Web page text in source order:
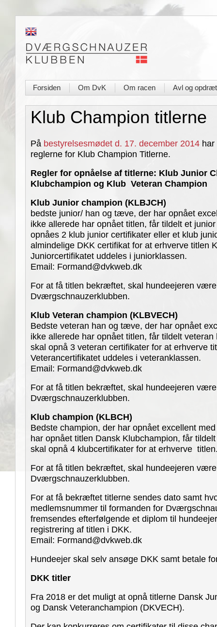
Forsiden Om DvK Om racen Avl og opdræt
Klub Champion titlerne
På bestyrelsesmødet d. 17. december 2014 har
reglerne for Klub Champion Titlerne.
Regler for opnåelse af titlerne: Klub Junior
Klubchampion og Klub Veteran Champion
Klub Junior champion (KLBJCH)
bedste junior/ han og tæve, der har opnået
ikke allerede har opnået titlen, får tildelt et
opnåes 2 klub junior certifikater eller et klub
almindelige DKK certifikat for at erhverve titlen
Juniorcertifikatet uddeles i juniorklassen.
Email: Formand@dvkweb.dk
For at få titlen bekræftet, skal hundeejeren
Dværgschnauzerklubben.
Klub Veteran champion (KLBVECH)
Bedste veteran han og tæve, der har opnået
ikke allerede har opnået titlen, får tildelt
skal opnå 3 veteran certifikater for at erhverve
Veterancertifikatet uddeles i veteranklassen.
Email: Formand@dvkweb.dk
For at få titlen bekræftet, skal hundeejeren
Dværgschnauzerklubben.
Klub champion (KLBCH)
Bedste champion, der har opnået excellent
har opnået titlen Dansk Klubchampion, får
skal opnå 4 klubcertifikater for at erhverve
For at få titlen bekræftet, skal hundeejeren
Dværgschnauzerklubben.
For at få bekræftet titlerne sendes dato samt
medlemsnummer til formanden for
fremsendes efterfølgende et diplom til
registrering af titlen i DKK.
Email: Formand@dvkweb.dk
Hundeejer skal selv ansøge DKK samt betale
DKK titler
Fra 2018 er det muligt at opnå titlerne Dansk
og Dansk Veteranchampion (DKVECH).